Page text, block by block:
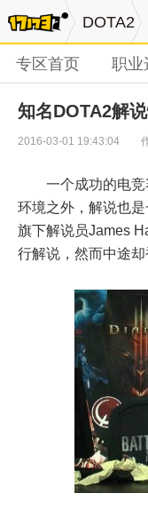
DOTA2
专区首页 职业
知名DOTA2解
2016-03-01 19:43:04
一个成功的电
环境之外，解说也
旗下解说员James
行解说，然而中途